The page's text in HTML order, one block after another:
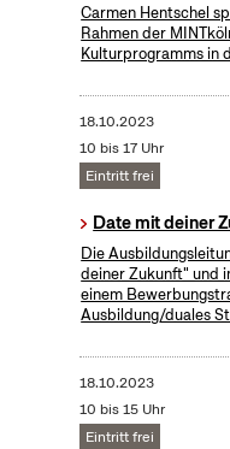
Carmen Hentschel
Rahmen der
Kulturprogramms in
18.10.2023
10 bis 17 Uhr
Eintritt frei
Date mit deiner
Die
deiner Zukunft" und
einem
Ausbildung/duales
18.10.2023
10 bis 15 Uhr
Eintritt frei